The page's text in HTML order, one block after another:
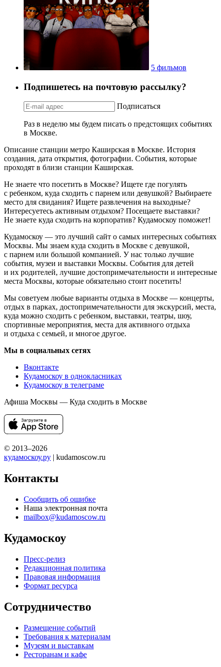
5 фильмов
Подпишетесь на почтовую рассылку?
Подписаться
Раз в неделю мы будем писать о предстоящих событиях
в Москве.
Описание станции метро Каширская в Москве. История
создания, дата открытия, фотографии. События, которые
проходят в близи станции Каширская.
Не знаете что посетить в Москве? Ищете где погулять
с ребенком, куда сходить с парнем или девушкой? Выбираете
место для свидания? Ищете развлечения на выходные?
Интересуетесь активным отдыхом? Посещаете выставки?
Не знаете куда сходить на корпоратив? Кудамоскоу поможет!
Кудамоскоу — это лучший сайт о самых интересных событиях
Москвы. Мы знаем куда сходить в Москве с девушкой,
с парнем или большой компанией. У нас только лучшие
события, музеи и выставки Москвы. События для детей
и их родителей, лучшие достопримечательности и интересные
места Москвы, которые обязательно стоит посетить!
Мы советуем любые варианты отдыха в Москве — концерты,
отдых в парках, достопримечательности для экскурсий, места,
куда можно сходить с ребенком, выставки, театры, шоу,
спортивные мероприятия, места для активного отдыха
и отдыха с семьей, и многое другое.
Мы в социальных сетях
Вконтакте
Кудамоскоу в однокласниках
Кудамоскоу в телеграме
Афиша Москвы — Куда сходить в Москве
© 2013–2026
кудамоскоу.ру | kudamoscow.ru
Контакты
Сообщить об ошибке
Наша электронная почта
mailbox@kudamoscow.ru
Кудамоскоу
Пресс-релиз
Редакционная политика
Правовая информация
Формат ресурса
Сотрудничество
Размещение событий
Требования к материалам
Музеям и выставкам
Ресторанам и кафе